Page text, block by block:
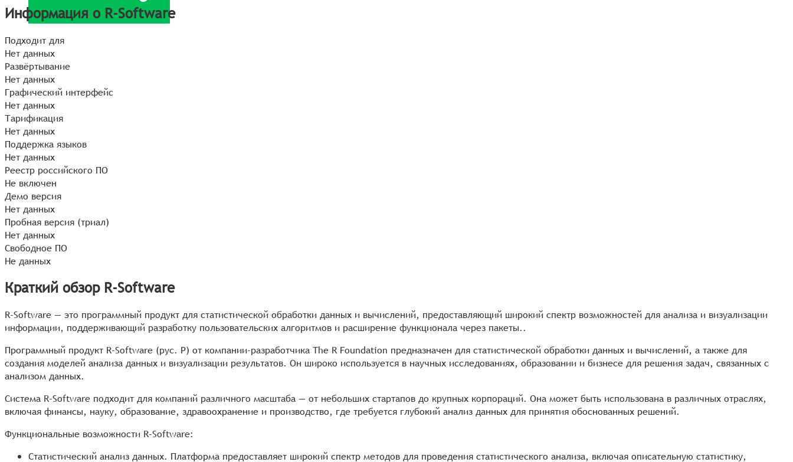
Информация о R-Software
Подходит для
Нет данных
Развёртывание
Нет данных
Графический интерфейс
Нет данных
Тарификация
Нет данных
Поддержка языков
Нет данных
Реестр российского ПО
Не включен
Демо версия
Нет данных
Пробная версия (триал)
Нет данных
Свободное ПО
Не данных
Краткий обзор R-Software
R-Software — это программный продукт для статистической обработки данных и вычислений, предоставляющий широкий спектр возможностей для анализа и визуализации
информации, поддерживающий разработку пользовательских алгоритмов и расширение функционала через пакеты..
Программный продукт R-Software (рус. Р) от компании-разработчика The R Foundation предназначен для статистической обработки данных и вычислений, а также для
создания моделей анализа данных и визуализации результатов. Он широко используется в научных исследованиях, образовании и бизнесе для решения задач, связанных с
анализом данных.
Система R-Software подходит для компаний различного масштаба — от небольших стартапов до крупных корпораций. Она может быть использована в различных отраслях,
включая финансы, науку, образование, здравоохранение и производство, где требуется глубокий анализ данных для принятия обоснованных решений.
Функциональные возможности R-Software:
Статистический анализ данных. Платформа предоставляет широкий спектр методов для проведения статистического анализа, включая описательную статистику,